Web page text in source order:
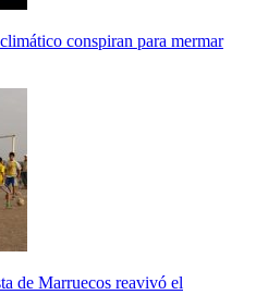
conspiran para mermar
de Marruecos reavivó el